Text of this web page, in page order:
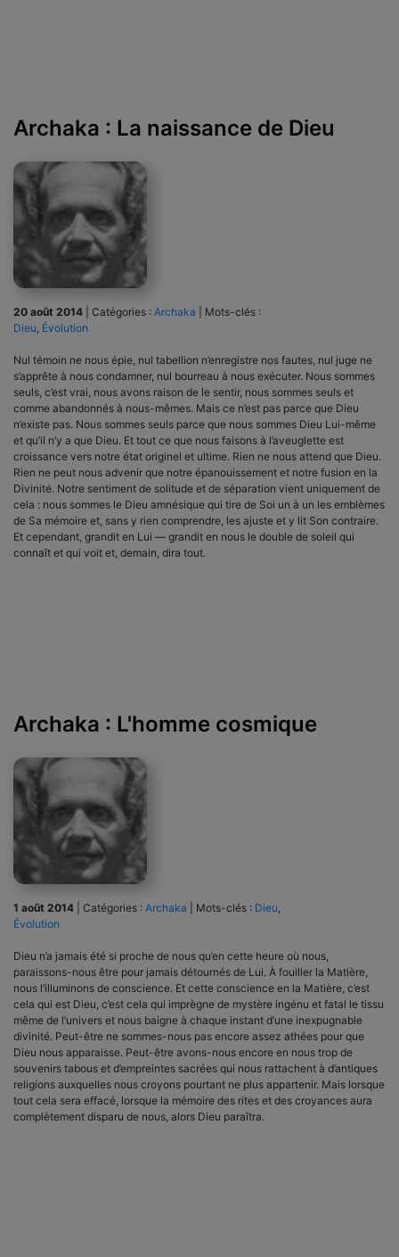
Archaka : La naissance de Dieu
20 août 2014 Catégories : Archaka
Mots-clés :
Dieu, Évolution
Nul témoin ne nous épie, nul tabellion n’enregistre nos fautes, nul juge ne
s’apprête à nous condamner, nul bourreau à nous exécuter. Nous sommes
seuls, c’est vrai, nous avons raison de le sentir, nous sommes seuls et
comme abandonnés à nous-mêmes. Mais ce n’est pas parce que Dieu
n’existe pas. Nous sommes seuls parce que nous sommes Dieu Lui-même
et qu’il n’y a que Dieu. Et tout ce que nous faisons à l’aveuglette est
croissance vers notre état originel et ultime. Rien ne nous attend que Dieu.
Rien ne peut nous advenir que notre épanouissement et notre fusion en la
Divinité. Notre sentiment de solitude et de séparation vient uniquement de
cela : nous sommes le Dieu amnésique qui tire de Soi un à un les emblèmes
de Sa mémoire et, sans y rien comprendre, les ajuste et y lit Son contraire.
Et cependant, grandit en Lui — grandit en nous le double de soleil qui
connaît et qui voit et, demain, dira tout.
Archaka : L'homme cosmique
1 août 2014 Catégories : Archaka Mots-clés : Dieu,
Évolution
Dieu n’a jamais été si proche de nous qu’en cette heure où nous,
paraissons-nous être pour jamais détournés de Lui. À fouiller la Matière,
nous l’illu­minons de conscience. Et cette conscience en la Matière, c’est
cela qui est Dieu, c’est cela qui im­prègne de mystère ingénu et fatal le tissu
même de l’univers et nous baigne à chaque instant d’une inex­pugnable
divinité. Peut-être ne sommes-nous pas encore assez athées pour que
Dieu nous apparaisse. Peut-être avons-nous encore en nous trop de
souve­nirs tabous et d’empreintes sacrées qui nous ratta­chent à d’antiques
religions auxquelles nous croyons pourtant ne plus appartenir. Mais lorsque
tout cela sera effacé, lorsque la mémoire des rites et des croyances aura
complètement disparu de nous, alors Dieu paraîtra.